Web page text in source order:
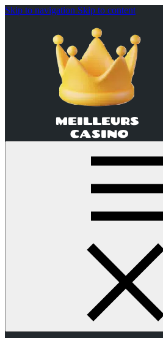
Skip to navigation Skip to content